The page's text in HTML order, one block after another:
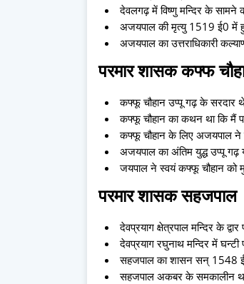
देवलगढ़ में विष्णु मन्दिर के सामने
अजयपाल की मृत्यु 1519 ई0 में
अजयपाल का उत्तराधिकारी
परमार शासक कफ्फ
कफ्फू चौहान उप्पू गढ़ के सरदार
कफ्फू चौहान का कथन था कि मैं
कफ्फू चौहान के लिए अजयपाल ने
अजयपाल का अंतिम युद्ध उप्पू गढ़
जयपाल ने स्वयं कफ्फू चौहान को
परमार शासक सहजपाल
देवप्रयाग क्षेत्रपाल मन्दिर के
देवप्रयाग रघुनाथ मन्दिर में
सहजपाल का शासन सन् 1548
सहजपाल अकबर के समकालीन